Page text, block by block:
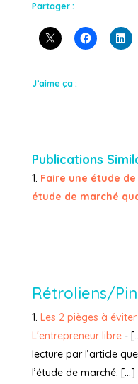
Partager :
J’aime ça :
Publications
Faire une étude
étude de marché
Rétroliens/
Les 2 pièges à
L'entrepreneur libre-
lecture par l’article
l’étude de marché. […]